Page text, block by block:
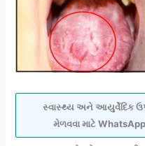
સ્વાસ્થ્ય અને આયુર્વેદિક
મેળવવા માટે